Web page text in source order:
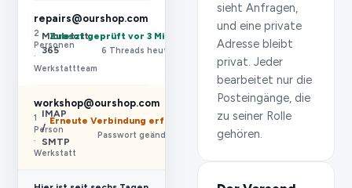
repairs@ourshop.com
2
Personen
·
Werkstattteam
Microsoft
365
Zuletzt geprüft vor 3 Min.
6 Threads heute
workshop@ourshop.com
1
Person
·
Werkstatt
IMAP
/
SMTP
Erneute Verbindung erforderlich
Passwort geändert 21. Juli
sieht Anfragen,
und eine private
Adresse bleibt
privat. Jeder
bearbeitet nur die
Posteingänge, die
zu seiner Rolle
gehören.